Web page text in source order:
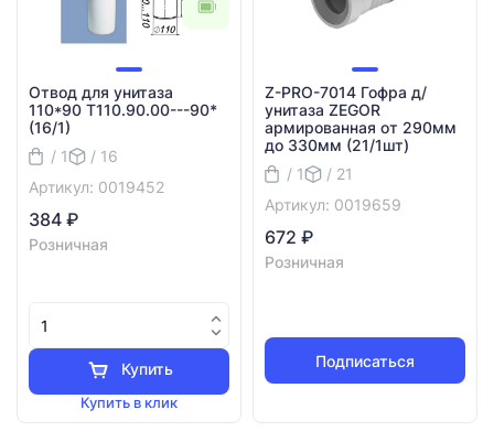
Отвод для унитаза
110*90 Т110.90.00---90*
(16/1)
/ 1
/ 16
Артикул: 0019452
384 ₽
Розничная
Купить
Купить в клик
Z-PRO-7014 Гофра д/
унитаза ZEGOR
армированная от 290мм
до 330мм (21/1шт)
/ 1
/ 21
Артикул: 0019659
672 ₽
Розничная
Подписаться